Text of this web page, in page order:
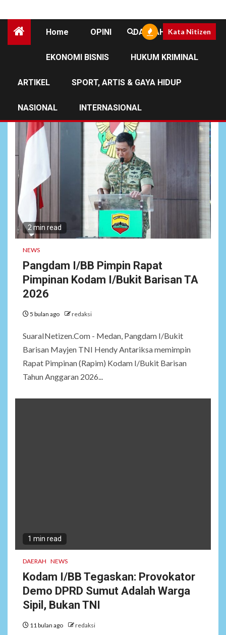
Home OPINI DAERAH
EKONOMI BISNIS HUKUM KRIMINAL
ARTIKEL SPORT, ARTIS & GAYA HIDUP
NASIONAL INTERNASIONAL
Kata Nitizen
2 min read
NEWS
Pangdam I/BB Pimpin Rapat
Pimpinan Kodam I/Bukit Barisan TA
2026
5 bulan ago redaksi
SuaraINetizen.Com - Medan, Pangdam I/Bukit
Barisan Mayjen TNI Hendy Antariksa memimpin
Rapat Pimpinan (Rapim) Kodam I/Bukit Barisan
Tahun Anggaran 2026...
1 min read
DAERAH NEWS
Kodam I/BB Tegaskan: Provokator
Demo DPRD Sumut Adalah Warga
Sipil, Bukan TNI
11 bulan ago redaksi